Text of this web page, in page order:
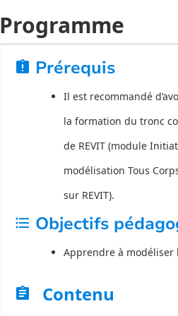
Programme
assignment_late Prérequis
Il est recommandé
la formation du tronc
de REVIT (module
modélisation Tous
sur REVIT).
format_list_bulleted Objectifs
Apprendre à modéliser
assignment Contenu